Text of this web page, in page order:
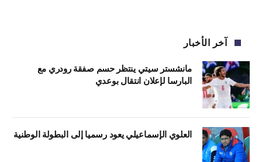
آخر الأخبار
مانشستر سيتي ينتظر حسم صفقة رودري مع
البارسا لإعلان انتقال بوعدي
العلوي الإسماعيلي يعود رسميا إلى البطولة الوطنية